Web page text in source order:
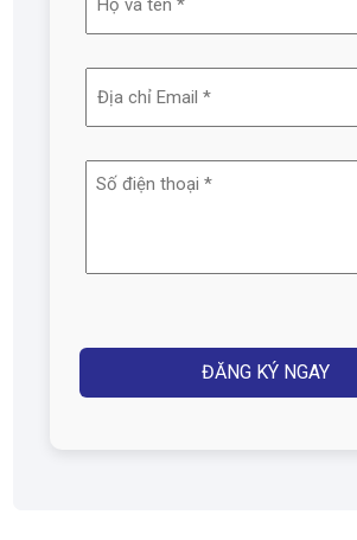
(Required)
(Required)
Số